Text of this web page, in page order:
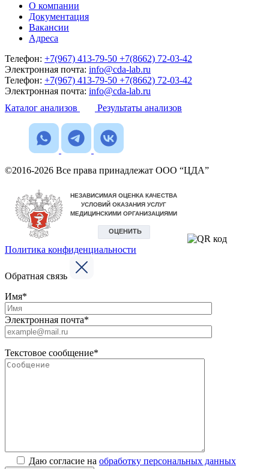
О компании
Документация
Вакансии
Адреса
Телефон: +7(967) 413-79-50 +7(8662) 72-03-42
Электронная почта: info@cda-lab.ru
Телефон: +7(967) 413-79-50 +7(8662) 72-03-42
Электронная почта: info@cda-lab.ru
Каталог анализов
Результаты анализов
©2016-2026 Все права принадлежат ООО “ЦДА”
Политика конфиденциальности
Обратная связь
Имя*
Электронная почта*
Текстовое сообщение*
Даю согласие на обработку персональных данных